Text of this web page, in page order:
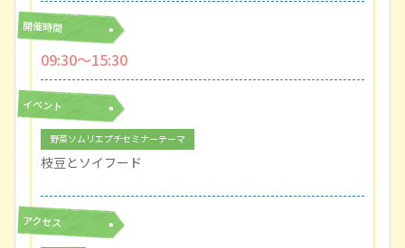
開催時間
09:30〜15:30
イベント
野菜ソムリエプチセミナーテーマ
枝豆とソイフード
アクセス